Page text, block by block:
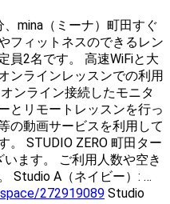
mina（ミーナ）町田すぐ
フィットネスのできるレン
員2名です。 高速WiFiと大
ンラインレッスンでの利用
ンライン接続したモニタ
とリモートレッスンを行っ
の動画サービスを利用して
ター
ます。 ご利用人数や空き
272919089